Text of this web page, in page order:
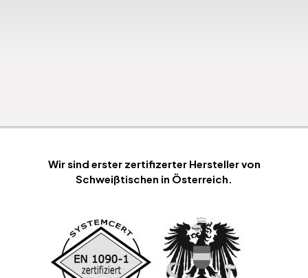
Wir sind erster zertifizerter Hersteller von
Schweißtischen in Österreich.